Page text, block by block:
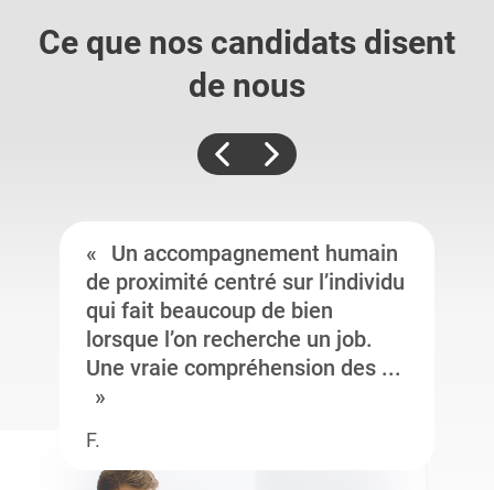
Ce que nos candidats disent
de nous
Un accompagnement humain
de proximité centré sur l’individu
qui fait beaucoup de bien
lorsque l’on recherche un job.
Une vraie compréhension des ...
F.